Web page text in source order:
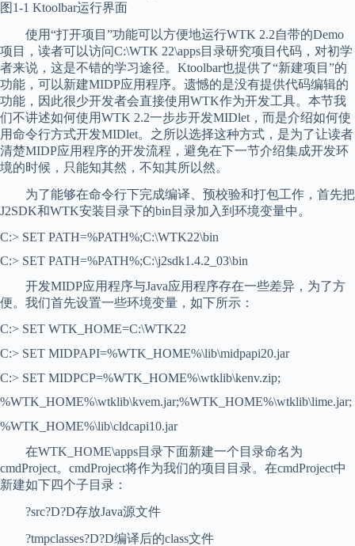
图1-1 Ktoolbar运行界面
使用“打开项目”功能可以方便地运行WTK 2.2自带的Demo
项目，读者可以访问C:\WTK 22\apps目录研究项目代码，对初学
者来说，这是不错的学习途径。Ktoolbar也提供了“新建项目”的
功能，可以新建MIDP应用程序。遗憾的是没有提供代码编辑的
功能，因此很少开发者会直接使用WTK作为开发工具。本节我
们不讲述如何使用WTK 2.2一步步开发MIDlet，而是介绍如何使
用命令行方式开发MIDlet。之所以选择这种方式，是为了让读者
清楚MIDP应用程序的开发流程，避免在下一节介绍集成开发环
境的时候，只能知其然，不知其所以然。
为了能够在命令行下完成编译、预校验和打包工作，首先把
J2SDK和WTK安装目录下的bin目录加入到环境变量中。
C:> SET PATH=%PATH%;C:\WTK22\bin
C:> SET PATH=%PATH%;C:\j2sdk1.4.2_03\bin
开发MIDP应用程序与Java应用程序存在一些差异，为了方
便。我们首先设置一些环境变量，如下所示：
C:> SET WTK_HOME=C:\WTK22
C:> SET MIDPAPI=%WTK_HOME%\lib\midpapi20.jar
C:> SET MIDPCP=%WTK_HOME%\wtklib\kenv.zip;
%WTK_HOME%\wtklib\kvem.jar;%WTK_HOME%\wtklib\lime.jar;
%WTK_HOME%\lib\cldcapi10.jar
在WTK_HOME\apps目录下面新建一个目录命名为
cmdProject。cmdProject将作为我们的项目目录。在cmdProject中
新建如下四个子目录：
?src?D?D存放Java源文件
?tmpclasses?D?D编译后的class文件